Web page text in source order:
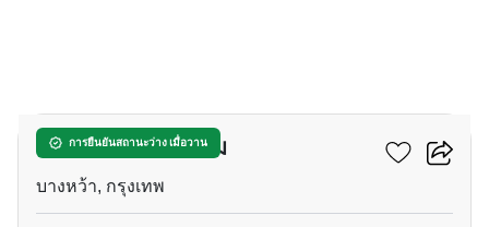
การยืนยันสถานะว่าง เมื่อวาน
เดอะ เบส เพชรเกษม
บางหว้า, กรุงเทพ